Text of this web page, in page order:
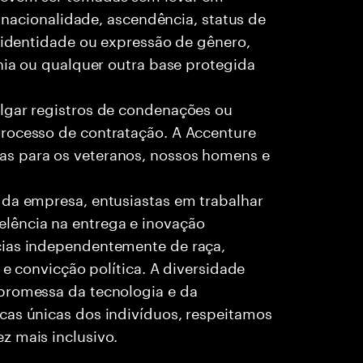
ascendência, status de
ou expressão de gênero,
ou qualquer outra base protegida
registros de condenações ou
de contratação. A Accenture
para os veteranos, nossos homens e
empresa, entusiastas em trabalhar
na entrega e inovação
independentemente de raça,
convicção política. A diversidade
da tecnologia e da
únicas dos indivíduos, respeitamos
mais inclusivo.